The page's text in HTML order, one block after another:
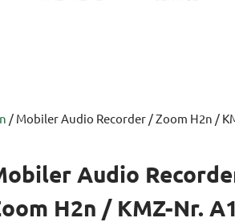
/ Mobiler Audio Recorder / Zoom H2n /
Audio
H2n / KMZ-Nr.